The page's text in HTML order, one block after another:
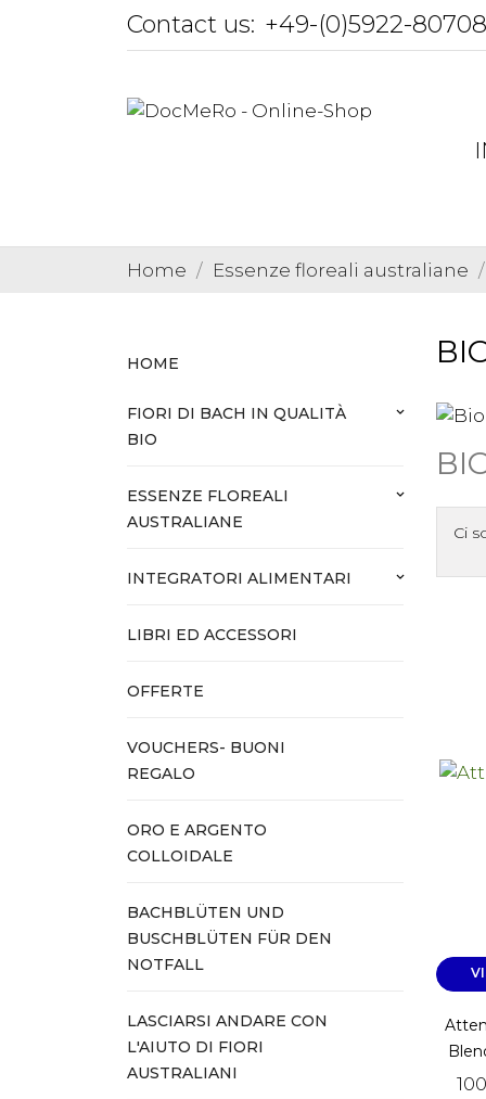
Contact us: +49-(0)5922-
Home Essenze floreali australiane
HOME
FIORI DI BACH IN QUALITÀ
BIO
keyboard_arrow_down
ESSENZE FLOREALI
AUSTRALIANE
keyboard_arrow_down
INTEGRATORI ALIMENTARI keyboard_arrow_down
LIBRI ED ACCESSORI
OFFERTE
VOUCHERS- BUONI
REGALO
ORO E ARGENTO
COLLOIDALE
BACHBLÜTEN UND
BUSCHBLÜTEN FÜR DEN
NOTFALL
LASCIARSI ANDARE CON
L'AIUTO DI FIORI
AUSTRALIANI
Ci